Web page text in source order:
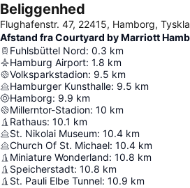
Beliggenhed
Flughafenstr. 47, 22415, Hamborg,
Afstand fra Courtyard by Marriott
Fuhlsbüttel Nord: 0.3 km
Hamburg Airport: 1.8 km
Volksparkstadion: 9.5 km
Hamburger Kunsthalle: 9.5 km
Hamborg: 9.9 km
Millerntor-Stadion: 10 km
Rathaus: 10.1 km
St. Nikolai Museum: 10.4 km
Church Of St. Michael: 10.4 km
Miniature Wonderland: 10.8 km
Speicherstadt: 10.8 km
St. Pauli Elbe Tunnel: 10.9 km